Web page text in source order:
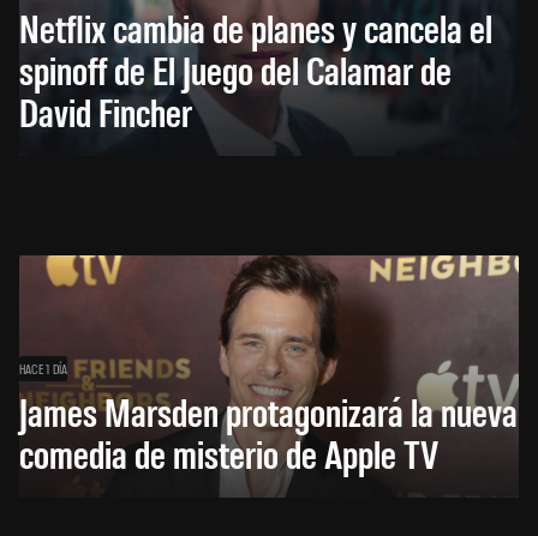
Netflix cambia de planes y cancela el
spinoff de El Juego del Calamar de
David Fincher
HACE 1 DÍA
James Marsden protagonizará la nueva
comedia de misterio de Apple TV